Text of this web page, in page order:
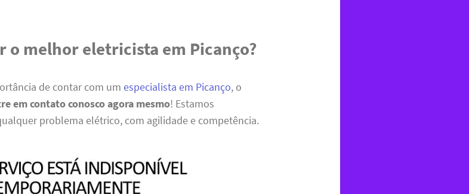
o melhor eletricista em Picanço?
de contar com umespecialista em Picanço, o
em contato conosco agora mesmo! Estamos
problema elétrico, com agilidade e competência.